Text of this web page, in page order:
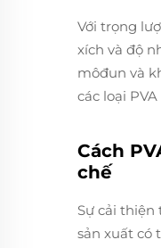
Với trọng
xích và độ
môđun và
các loại
Cách
chế
Sự cải thiện
sản xuất có